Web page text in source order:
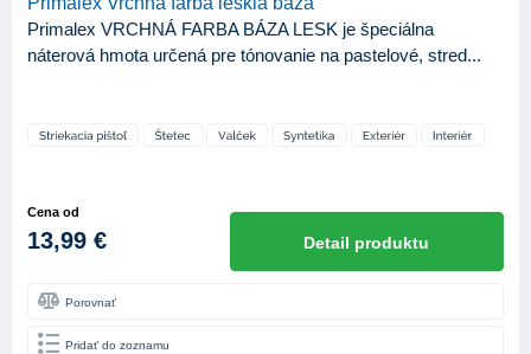
Primalex VRCHNÁ FARBA BÁZA LESK je špeciálna
náterová hmota určená pre tónovanie na pastelové, stred...
Cena od
13,99 € Detail produktu
Porovnať
Pridať do zoznamu